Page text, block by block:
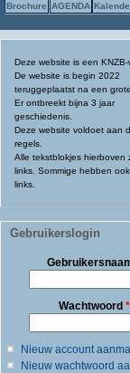
Brochure AGENDA
Deze website is een KNZB-
De website is begin 2022
teruggeplaatst na een
Er ontbreekt bijna 3 jaar
geschiedenis.
Deze website voldoet aan
regels.
Alle tekstblokjes hierboven
links. Sommige hebben
links.
Gebruikerslogin
Wachtwoord *
Nieuw account
Nieuw wachtwoord